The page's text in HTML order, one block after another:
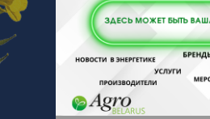
Чтобы оставить
выставить рейтинг,
Зарегистрироваться